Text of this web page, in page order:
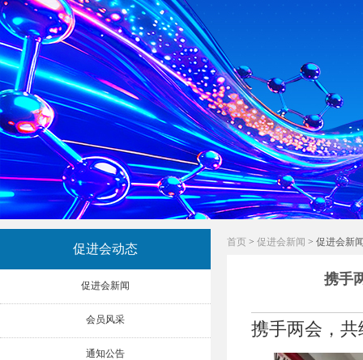
促进会动态
促进会新闻
会员风采
通知公告
首页 > 促进会新闻 > 促进会新
携手
携手两会，